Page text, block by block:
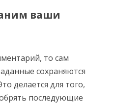
ваши
то сам
сохраняются
делается для того,
последующие